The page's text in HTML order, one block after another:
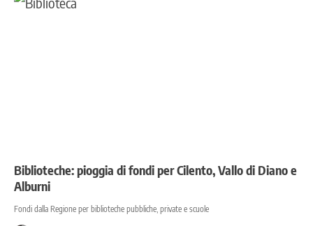
Biblioteche: pioggia di fondi per Cilento, Vallo di Diano e
Alburni
Fondi dalla Regione per biblioteche pubbliche, private e scuole